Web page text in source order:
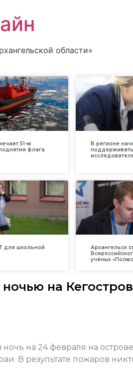
области»
51-ю
флага
В регионе
для школьной
Архангельск
учёных
на
на 24 февраля на
В результате пожаров